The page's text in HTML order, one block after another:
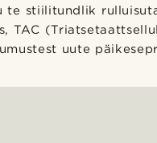
te stiilitundlik
TAC
uute